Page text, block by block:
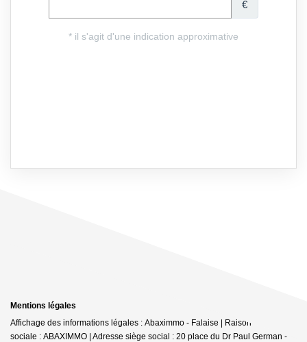
Mentions légales
Affichage des informations légales : Abaximmo - Falaise | Raison
sociale : ABAXIMMO | Adresse siège social : 20 place du Dr Paul German -